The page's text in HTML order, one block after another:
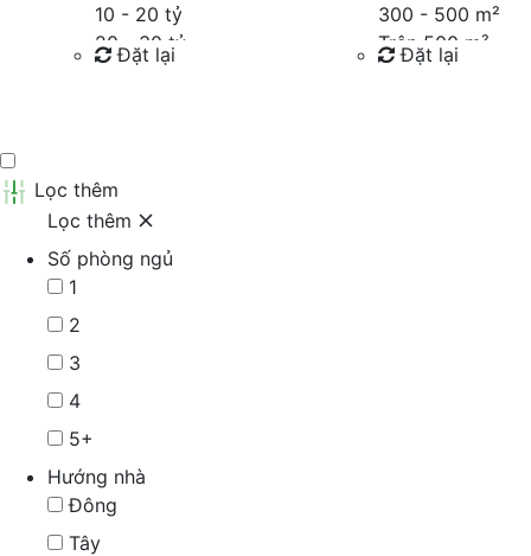
10 - 20 tỷ
20 - 30 tỷ
30 - 40 tỷ
Đặt lại
300 - 500 m²
Trên 500 m²
Đặt lại
Lọc thêm
Lọc thêm
Số phòng ngủ
1
2
3
4
5+
Hướng nhà
Đông
Tây